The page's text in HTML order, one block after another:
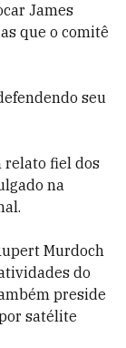
James
que o comitê
seu
relato fiel dos
na
Murdoch
do
preside
satélite